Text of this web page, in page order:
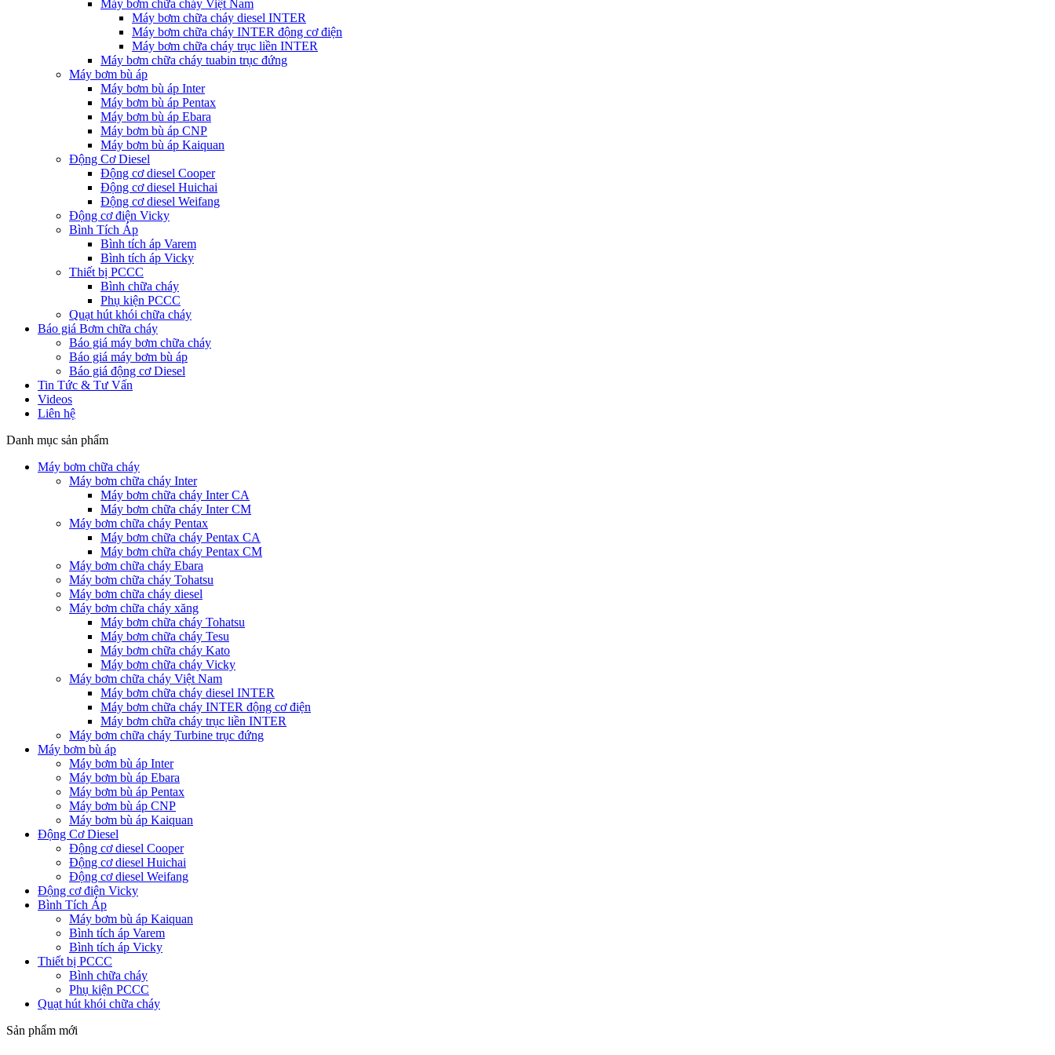
Máy bơm chữa cháy Việt Nam
Máy bơm chữa cháy diesel INTER
Máy bơm chữa cháy INTER động cơ điện
Máy bơm chữa cháy trục liền INTER
Máy bơm chữa cháy tuabin trục đứng
Máy bơm bù áp
Máy bơm bù áp Inter
Máy bơm bù áp Pentax
Máy bơm bù áp Ebara
Máy bơm bù áp CNP
Máy bơm bù áp Kaiquan
Động Cơ Diesel
Động cơ diesel Cooper
Động cơ diesel Huichai
Động cơ diesel Weifang
Động cơ điện Vicky
Bình Tích Áp
Bình tích áp Varem
Bình tích áp Vicky
Thiết bị PCCC
Bình chữa cháy
Phụ kiện PCCC
Quạt hút khói chữa cháy
Báo giá Bơm chữa cháy
Báo giá máy bơm chữa cháy
Báo giá máy bơm bù áp
Báo giá động cơ Diesel
Tin Tức & Tư Vấn
Videos
Liên hệ
Danh mục sản phẩm
Máy bơm chữa cháy
Máy bơm chữa cháy Inter
Máy bơm chữa cháy Inter CA
Máy bơm chữa cháy Inter CM
Máy bơm chữa cháy Pentax
Máy bơm chữa cháy Pentax CA
Máy bơm chữa cháy Pentax CM
Máy bơm chữa cháy Ebara
Máy bơm chữa cháy Tohatsu
Máy bơm chữa cháy diesel
Máy bơm chữa cháy xăng
Máy bơm chữa cháy Tohatsu
Máy bơm chữa cháy Tesu
Máy bơm chữa cháy Kato
Máy bơm chữa cháy Vicky
Máy bơm chữa cháy Việt Nam
Máy bơm chữa cháy diesel INTER
Máy bơm chữa cháy INTER động cơ điện
Máy bơm chữa cháy trục liền INTER
Máy bơm chữa cháy Turbine trục đứng
Máy bơm bù áp
Máy bơm bù áp Inter
Máy bơm bù áp Ebara
Máy bơm bù áp Pentax
Máy bơm bù áp CNP
Máy bơm bù áp Kaiquan
Động Cơ Diesel
Động cơ diesel Cooper
Động cơ diesel Huichai
Động cơ diesel Weifang
Động cơ điện Vicky
Bình Tích Áp
Máy bơm bù áp Kaiquan
Bình tích áp Varem
Bình tích áp Vicky
Thiết bị PCCC
Bình chữa cháy
Phụ kiện PCCC
Quạt hút khói chữa cháy
Sản phẩm mới